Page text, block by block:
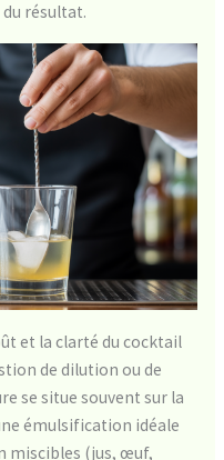
résultat.
et la clarté du cocktail
de dilution ou de
se situe souvent sur la
émulsification idéale
miscibles (jus, œuf,